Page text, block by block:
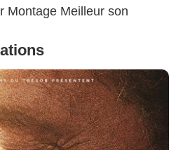
Montage Meilleur son